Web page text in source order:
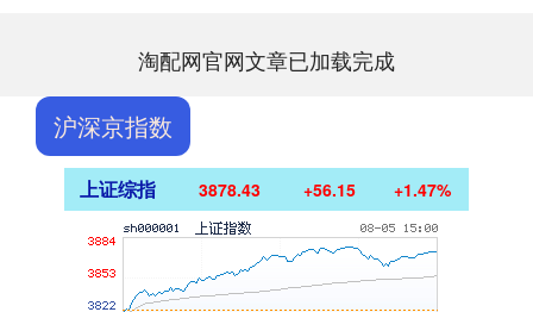
淘配网官网文章已加载完成
沪深京指数
上证综指 3878.43 +56.15 +1.47%